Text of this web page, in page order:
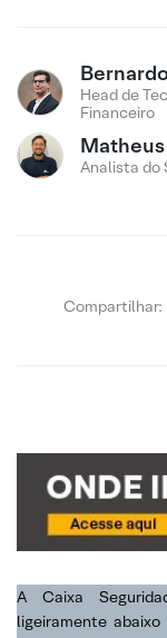
Head de
Financeiro
Analista do
Compartilhar:
A Caixa
ligeiramente